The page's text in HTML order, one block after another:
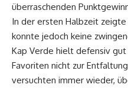
überraschenden
In der ersten Halbzeit
konnte jedoch keine
Kap Verde hielt defensiv
Favoriten nicht zur
versuchten immer wieder,